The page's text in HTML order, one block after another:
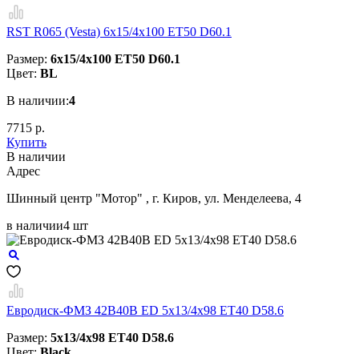
RST R065 (Vesta) 6x15/4x100 ET50 D60.1
Размер: 6x15/4x100 ET50 D60.1
Цвет: BL
В наличии:4
7715 р.
Купить
В наличии
Aдрес
Шинный центр "Мотор" , г. Киров, ул. Менделеева, 4
в наличии4 шт
Евродиск-ФМЗ 42B40B ED 5x13/4x98 ЕТ40 D58.6
Размер: 5x13/4x98 ЕТ40 D58.6